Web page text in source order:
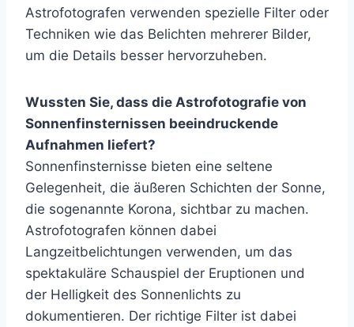
Astrofotografen verwenden spezielle Filter oder
Techniken wie das Belichten mehrerer Bilder,
um die Details besser hervorzuheben.
Wussten Sie, dass die Astrofotografie von
Sonnenfinsternissen beeindruckende
Aufnahmen liefert?
Sonnenfinsternisse bieten eine seltene
Gelegenheit, die äußeren Schichten der Sonne,
die sogenannte Korona, sichtbar zu machen.
Astrofotografen können dabei
Langzeitbelichtungen verwenden, um das
spektakuläre Schauspiel der Eruptionen und
der Helligkeit des Sonnenlichts zu
dokumentieren. Der richtige Filter ist dabei